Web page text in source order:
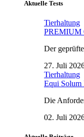
Aktuelle Tests
Tierhaltung
PREMIUM
Der
27. Juli
Tierhaltung
Equi Solum
Die
02. Juli